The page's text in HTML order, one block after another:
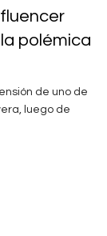
polémica
de uno de
luego de